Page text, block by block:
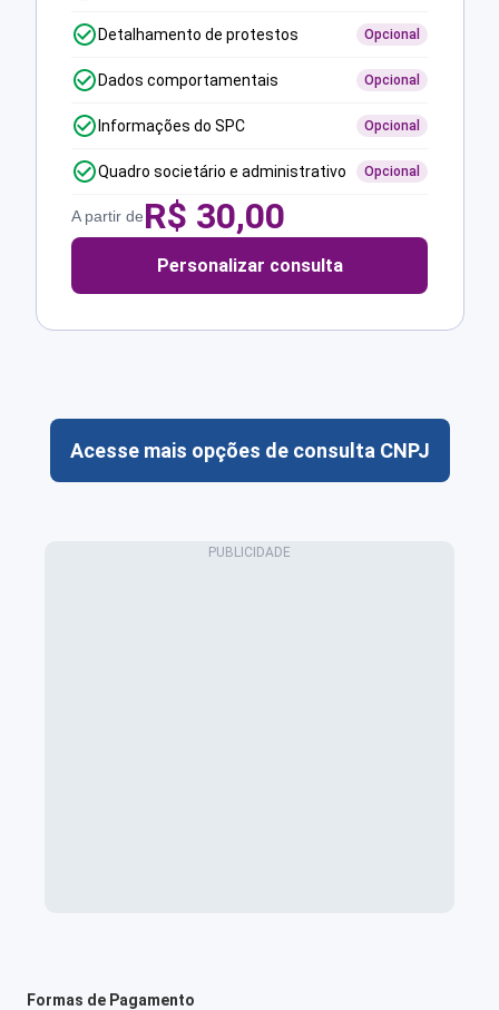
Detalhamento de protestos Opcional
Dados comportamentais Opcional
Informações do SPC Opcional
Quadro societário e administrativo Opcional
A partir deR$ 30,00
Personalizar consulta
Acesse mais opções de consulta CNPJ
Formas de Pagamento